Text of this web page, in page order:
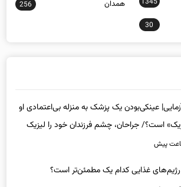
30
عینکی‌بودن یک پزشک به منزله بی‌اعتمادی او
است؟/ جراحان، چشم فرزندان خود را لیزیک